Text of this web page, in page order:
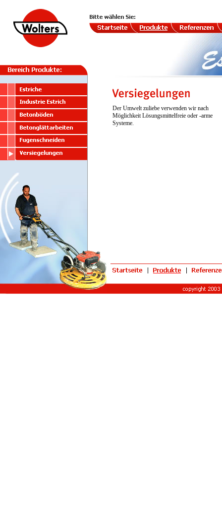
Der Umwelt zuliebe verwenden wir nach
Möglichkeit Lösungsmittelfreie oder -arme
Systeme.